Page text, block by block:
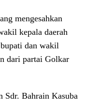
mengesahkan
kepala daerah
dan wakil
dari partai Golkar
Sdr. Bahrain Kasuba